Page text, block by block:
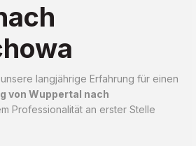
langjährige Erfahrung für einen
von Wuppertal nach
Professionalität an erster Stelle